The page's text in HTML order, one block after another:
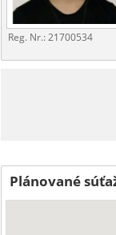
Reg. Nr.:21700534
Plánované